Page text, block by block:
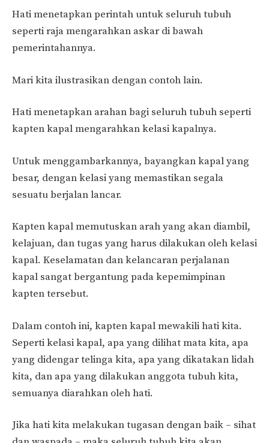
Hati menetapkan perintah untuk seluruh tubuh
seperti raja mengarahkan askar di bawah
pemerintahannya.
Mari kita ilustrasikan dengan contoh lain.
Hati menetapkan arahan bagi seluruh tubuh seperti
kapten kapal mengarahkan kelasi kapalnya.
Untuk menggambarkannya, bayangkan kapal yang
besar, dengan kelasi yang memastikan segala
sesuatu berjalan lancar.
Kapten kapal memutuskan arah yang akan diambil,
kelajuan, dan tugas yang harus dilakukan oleh kelasi
kapal. Keselamatan dan kelancaran perjalanan
kapal sangat bergantung pada kepemimpinan
kapten tersebut.
Dalam contoh ini, kapten kapal mewakili hati kita.
Seperti kelasi kapal, apa yang dilihat mata kita, apa
yang didengar telinga kita, apa yang dikatakan lidah
kita, dan apa yang dilakukan anggota tubuh kita,
semuanya diarahkan oleh hati.
Jika hati kita melakukan tugasan dengan baik – sihat